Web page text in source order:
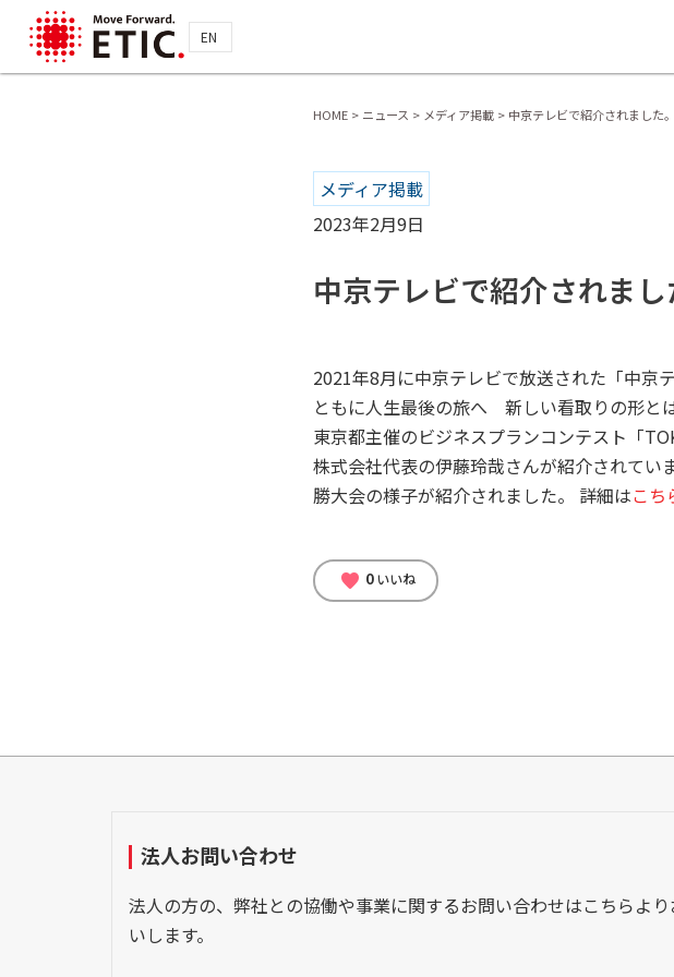
EN
HOME > ニュース > メディア掲載 > 中京テレビで紹介されました。
メディア掲載
2023年2月9日
中京テレビで紹介されまし
2021年8月に中京テレビで放送された「中
ともに人生最後の旅へ 新しい看取りの形と
東京都主催のビジネスプランコンテスト「
株式会社代表の伊藤玲哉さんが紹介されてい
勝大会の様子が紹介されました。 詳細はこち
favorite 0 いいね
法人お問い合わせ
法人の方の、弊社との協働や事業に関するお問い合わせはこちらよ
いします。